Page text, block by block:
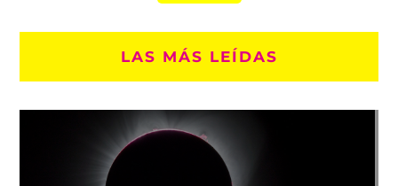
LAS MÁS LEÍDAS